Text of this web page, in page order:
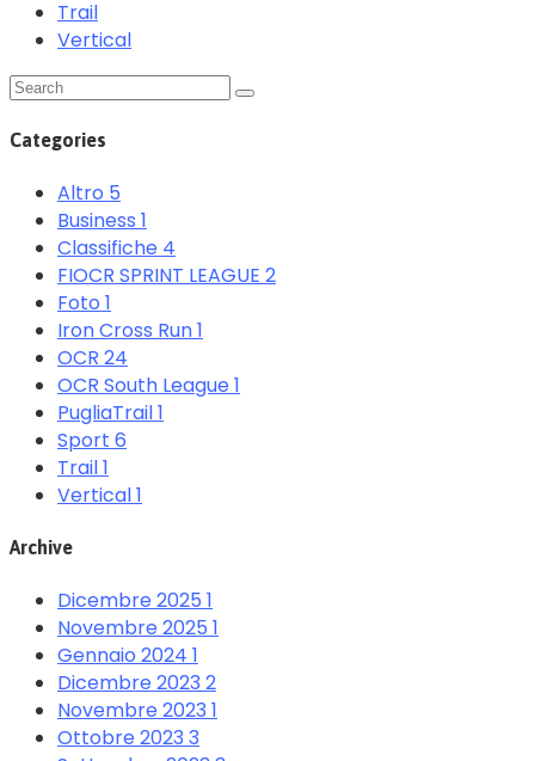
Trail
Vertical
Categories
Altro 5
Business 1
Classifiche 4
FIOCR SPRINT LEAGUE 2
Foto 1
Iron Cross Run1
OCR 24
OCR South League1
PugliaTrail1
Sport 6
Trail1
Vertical1
Archive
Dicembre 2025 1
Novembre 2025 1
Gennaio 2024 1
Dicembre 2023 2
Novembre 2023 1
Ottobre 2023 3